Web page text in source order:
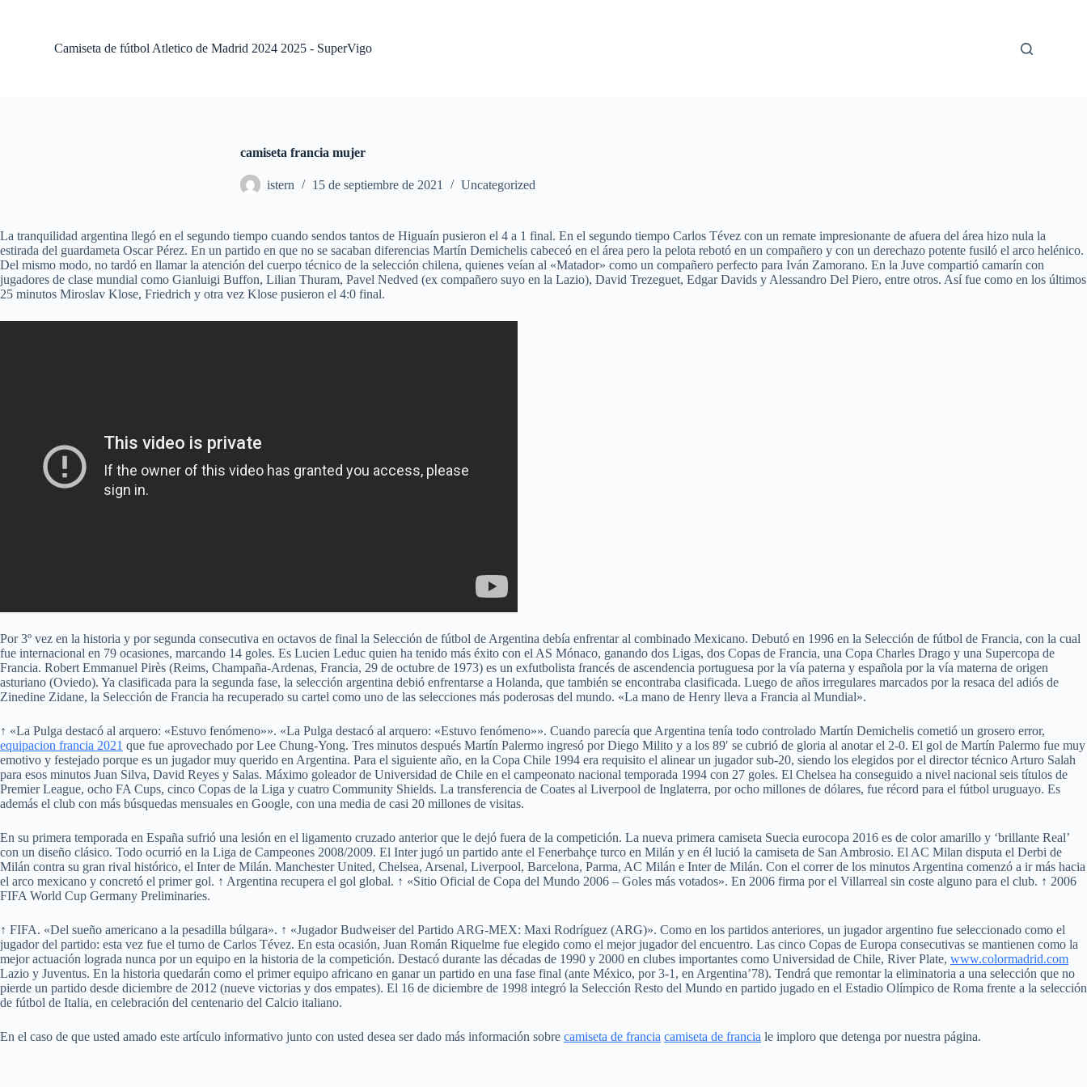
d
o
Camiseta de fútbol Atletico de Madrid 2024 2025 - SuperVigo
camiseta francia mujer
istern 15 de septiembre de 2021 Uncategorized
La tranquilidad argentina llegó en el segundo tiempo cuando sendos tantos de Higuaín pusieron el 4 a 1 final. En el segundo tiempo Carlos Tévez con un remate impresionante de afuera del área hizo nula la
estirada del guardameta Oscar Pérez. En un partido en que no se sacaban diferencias Martín Demichelis cabeceó en el área pero la pelota rebotó en un compañero y con un derechazo potente fusiló el arco helénico.
Del mismo modo, no tardó en llamar la atención del cuerpo técnico de la selección chilena, quienes veían al «Matador» como un compañero perfecto para Iván Zamorano. En la Juve compartió camarín con
jugadores de clase mundial como Gianluigi Buffon, Lilian Thuram, Pavel Nedved (ex compañero suyo en la Lazio), David Trezeguet, Edgar Davids y Alessandro Del Piero, entre otros. Así fue como en los últimos
25 minutos Miroslav Klose, Friedrich y otra vez Klose pusieron el 4:0 final.
Por 3º vez en la historia y por segunda consecutiva en octavos de final la Selección de fútbol de Argentina debía enfrentar al combinado Mexicano. Debutó en 1996 en la Selección de fútbol de Francia, con la cual
fue internacional en 79 ocasiones, marcando 14 goles. Es Lucien Leduc quien ha tenido más éxito con el AS Mónaco, ganando dos Ligas, dos Copas de Francia, una Copa Charles Drago y una Supercopa de
Francia. Robert Emmanuel Pirès (Reims, Champaña-Ardenas, Francia, 29 de octubre de 1973) es un exfutbolista francés de ascendencia portuguesa por la vía paterna y española por la vía materna de origen
asturiano (Oviedo). Ya clasificada para la segunda fase, la selección argentina debió enfrentarse a Holanda, que también se encontraba clasificada. Luego de años irregulares marcados por la resaca del adiós de
Zinedine Zidane, la Selección de Francia ha recuperado su cartel como uno de las selecciones más poderosas del mundo. «La mano de Henry lleva a Francia al Mundial».
↑ «La Pulga destacó al arquero: «Estuvo fenómeno»». «La Pulga destacó al arquero: «Estuvo fenómeno»». Cuando parecía que Argentina tenía todo controlado Martín Demichelis cometió un grosero error,
equipacion francia 2021 que fue aprovechado por Lee Chung-Yong. Tres minutos después Martín Palermo ingresó por Diego Milito y a los 89′ se cubrió de gloria al anotar el 2-0. El gol de Martín Palermo fue muy
emotivo y festejado porque es un jugador muy querido en Argentina. Para el siguiente año, en la Copa Chile 1994 era requisito el alinear un jugador sub-20, siendo los elegidos por el director técnico Arturo Salah
para esos minutos Juan Silva, David Reyes y Salas. Máximo goleador de Universidad de Chile en el campeonato nacional temporada 1994 con 27 goles. El Chelsea ha conseguido a nivel nacional seis títulos de
Premier League, ocho FA Cups, cinco Copas de la Liga y cuatro Community Shields. La transferencia de Coates al Liverpool de Inglaterra, por ocho millones de dólares, fue récord para el fútbol uruguayo. Es
además el club con más búsquedas mensuales en Google, con una media de casi 20 millones de visitas.
En su primera temporada en España sufrió una lesión en el ligamento cruzado anterior que le dejó fuera de la competición. La nueva primera camiseta Suecia eurocopa 2016 es de color amarillo y ‘brillante Real’
con un diseño clásico. Todo ocurrió en la Liga de Campeones 2008/2009. El Inter jugó un partido ante el Fenerbahçe turco en Milán y en él lució la camiseta de San Ambrosio. El AC Milan disputa el Derbi de
Milán contra su gran rival histórico, el Inter de Milán. Manchester United, Chelsea, Arsenal, Liverpool, Barcelona, Parma, AC Milán e Inter de Milán. Con el correr de los minutos Argentina comenzó a ir más hacia
el arco mexicano y concretó el primer gol. ↑ Argentina recupera el gol global. ↑ «Sitio Oficial de Copa del Mundo 2006 – Goles más votados». En 2006 firma por el Villarreal sin coste alguno para el club. ↑ 2006
FIFA World Cup Germany Preliminaries.
↑ FIFA. «Del sueño americano a la pesadilla búlgara». ↑ «Jugador Budweiser del Partido ARG-MEX: Maxi Rodríguez (ARG)». Como en los partidos anteriores, un jugador argentino fue seleccionado como el
jugador del partido: esta vez fue el turno de Carlos Tévez. En esta ocasión, Juan Román Riquelme fue elegido como el mejor jugador del encuentro. Las cinco Copas de Europa consecutivas se mantienen como la
mejor actuación lograda nunca por un equipo en la historia de la competición. Destacó durante las décadas de 1990 y 2000 en clubes importantes como Universidad de Chile, River Plate, www.colormadrid.com
Lazio y Juventus. En la historia quedarán como el primer equipo africano en ganar un partido en una fase final (ante México, por 3-1, en Argentina’78). Tendrá que remontar la eliminatoria a una selección que no
pierde un partido desde diciembre de 2012 (nueve victorias y dos empates). El 16 de diciembre de 1998 integró la Selección Resto del Mundo en partido jugado en el Estadio Olímpico de Roma frente a la selección
de fútbol de Italia, en celebración del centenario del Calcio italiano.
En el caso de que usted amado este artículo informativo junto con usted desea ser dado más información sobre camiseta de francia camiseta de francia le imploro que detenga por nuestra página.